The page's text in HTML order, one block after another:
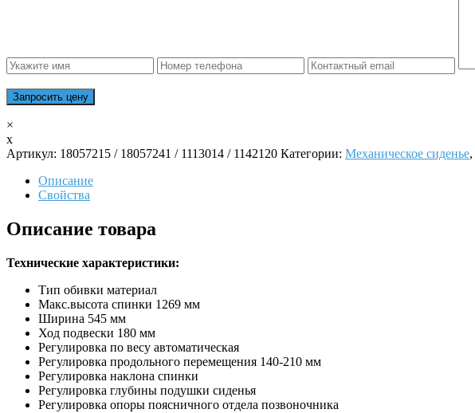
×
x
Артикул: 18057215 / 18057241 / 1113014 / 1142120 Категории: Механическое сиденье,
Описание
Свойства
Описание товара
Технические характеристики:
Тип обивки материал
Макс.высота спинки 1269 мм
Ширина 545 мм
Ход подвески 180 мм
Регулировка по весу автоматическая
Регулировка продольного перемещения 140-210 мм
Регулировка наклона спинки
Регулировка глубины подушки сиденья
Регулировка опоры поясничного отдела позвоночника